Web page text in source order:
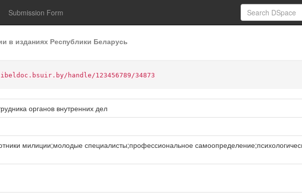
Submission Form
в изданиях Республики Беларусь
handle/123456789/34873
органов внутренних дел
милиции;молодые специалисты;профессиональное